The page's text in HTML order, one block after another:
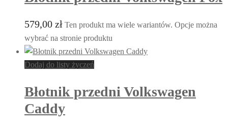
579,00 zł Ten produkt ma wiele wariantów. Opcje można
wybrać na stronie produktu
Dodaj do listy życzeń
Błotnik przedni Volkswagen
Caddy